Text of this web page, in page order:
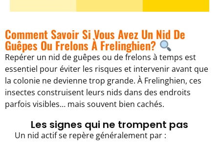
Comment Savoir Si Vous Avez Un Nid De
Guêpes Ou Frelons À Frelinghien?
Repérer un nid de guêpes ou de frelons à temps est
essentiel pour éviter les risques et intervenir avant que
la colonie ne devienne trop grande. À Frelinghien, ces
insectes construisent leurs nids dans des endroits
parfois visibles… mais souvent bien cachés.
Les signes qui ne trompent pas
Un nid actif se repère généralement par :